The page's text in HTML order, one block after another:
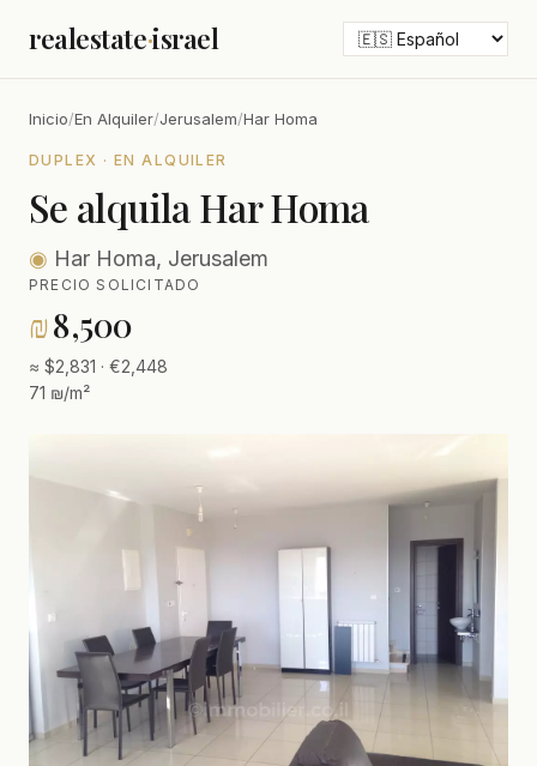
realestate·israel
Inicio/En Alquiler/Jerusalem/Har Homa
DUPLEX · EN ALQUILER
Se alquila Har Homa
◉ Har Homa, Jerusalem
PRECIO SOLICITADO
₪8,500
≈ $2,831 · €2,448
71 ₪/m²